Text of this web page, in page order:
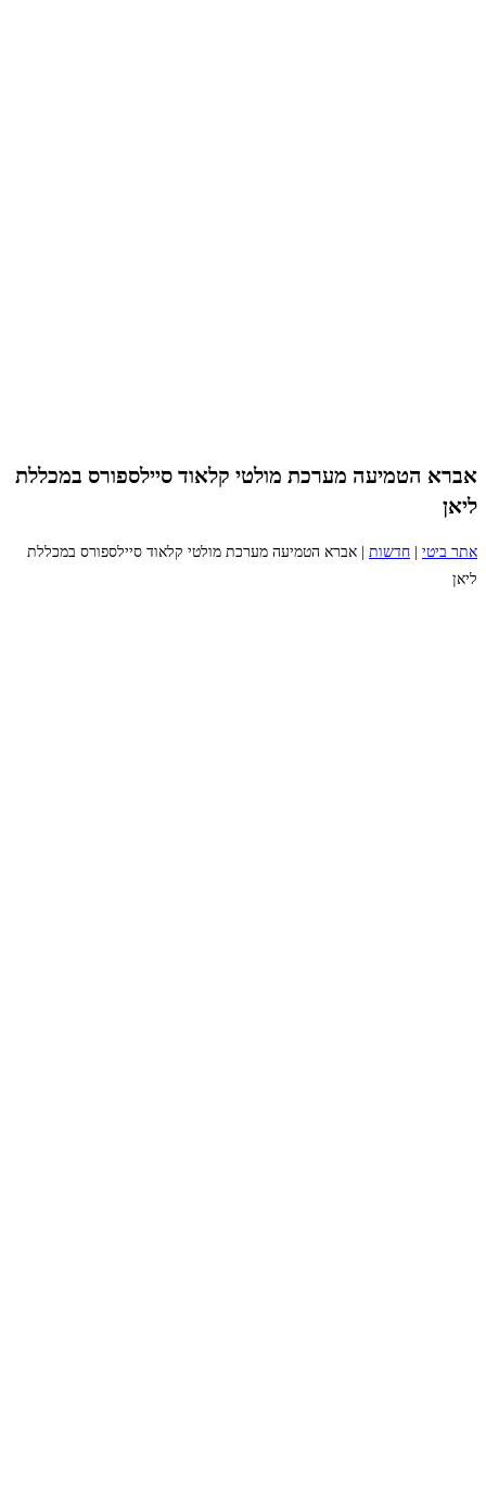
אברא הטמיעה מערכת מולטי קלאוד סיילספורס במכללת
ליאן
אתר ביטי חדשות
אברא הטמיעה מערכת מולטי קלאוד סיילספורס במכללת
ליאן